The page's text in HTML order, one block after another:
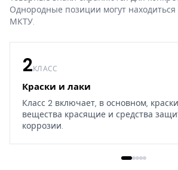
Однородные позиции могут находиться
МКТУ.
2КЛАСС
Краски и лаки
Класс 2 включает, в основном,
вещества красящие и средства
коррозии.